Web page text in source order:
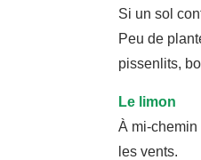
Si un sol
Peu de
pissenlits,
Le limon
À mi-chemin
les vents.